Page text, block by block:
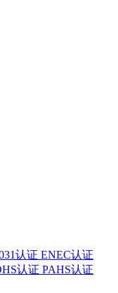
认证 ENEC认证
认证 PAHS认证